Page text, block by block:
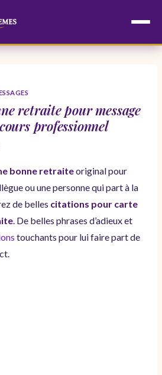
retraite pour message
professionnel
bonne retraiteoriginal pour
ou une personne qui part à la
de belles citations pour carte
. De belles phrases d’adieux et
touchants pour lui faire part de